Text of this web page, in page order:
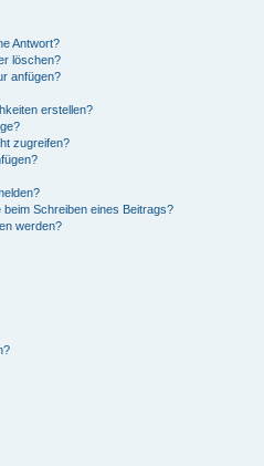
Antwort?
löschen?
anfügen?
erstellen?
zugreifen?
beim Schreiben eines Beitrags?
werden?